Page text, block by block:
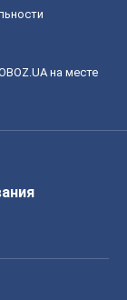
на месте